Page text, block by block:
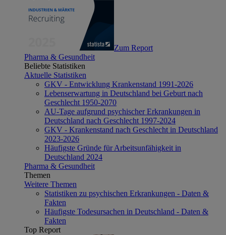
Zum Report
Pharma & Gesundheit
Beliebte Statistiken
Aktuelle Statistiken
GKV - Entwicklung Krankenstand 1991-2026
Lebenserwartung in Deutschland bei Geburt nach
Geschlecht 1950-2070
AU-Tage aufgrund psychischer Erkrankungen in
Deutschland nach Geschlecht 1997-2024
GKV - Krankenstand nach Geschlecht in Deutschland
2023-2026
Häufigste Gründe für Arbeitsunfähigkeit in
Deutschland 2024
Pharma & Gesundheit
Themen
Weitere Themen
Statistiken zu psychischen Erkrankungen - Daten &
Fakten
Häufigste Todesursachen in Deutschland - Daten &
Fakten
Top Report